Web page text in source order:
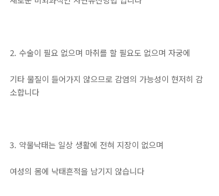
2. 수술이 필요 없으며 마취를 할 필요도 없으며 자궁에
기타 물질이 들어가지 않으므로 감염의 가능성이 현저히 감
소합니다
3. 약물낙태는 일상 생활에 전혀 지장이 없으며
여성의 몸에 낙태흔적을 남기지 않습니다